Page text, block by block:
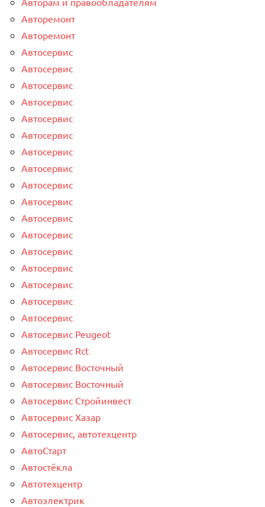
Авторемонт
Авторемонт
Автосервис
Автосервис
Автосервис
Автосервис
Автосервис
Автосервис
Автосервис
Автосервис
Автосервис
Автосервис
Автосервис
Автосервис
Автосервис
Автосервис
Автосервис
Автосервис
Автосервис
Автосервис Peugeot
Автосервис Rct
Автосервис Восточный
Автосервис Восточный
Автосервис Стройинвест
Автосервис Хазар
Автосервис, автотехцентр
АвтоСтарт
Автостёкла
Автотехцентр
Автоэлектрик